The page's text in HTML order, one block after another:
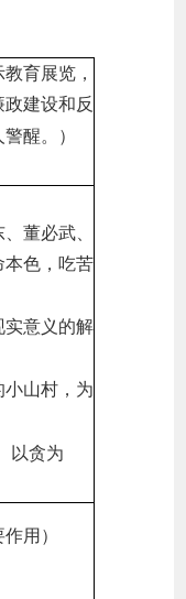
育展览，
建设和反
醒。）
董必武、
本色，吃苦
实意义的解
小山村，为
以贪为
用）